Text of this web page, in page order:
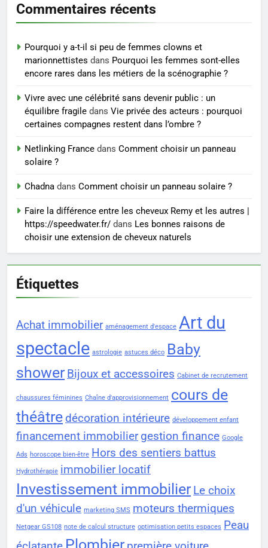
6
Les secrets révélés pour une
peau éclatante grâce à The
Ordinary
SANTÉ
7
Prévenir les chutes chez les
exercices
BIEN ÊTRE
8
trouver un accompagnement
sérieux à un tarif juste ?
BIEN ÊTRE
Commentaires récents
Pourquoi y a-t-il si peu de femmes clowns et
marionnettistes dans Pourquoi les femmes sont-elles
encore rares dans les métiers de la scénographie ?
Vivre avec une célébrité sans devenir public : un
équilibre fragile dans Vie privée des acteurs : pourquoi
certaines compagnes restent dans l’ombre ?
Netlinking France dans Comment choisir un panneau
solaire ?
Chadna dans Comment choisir un panneau solaire ?
Faire la différence entre les cheveux Remy et les autres |
https://speedwater.fr/ dans Les bonnes raisons de
choisir une extension de cheveux naturels
Étiquettes
Achat immobilier aménagement d'espace Art du
spectacle astrologie astuces déco Baby
shower Bijoux et accessoires Cabinet de recrutement
chaussures féminines Chaîne d'approvisionnement cours de
théâtre décoration intérieure développement enfant
financement immobilier gestion finance Google
Ads horoscope bien-être Hors des sentiers battus
Hydrothérapie immobilier locatif
Investissement immobilier Le choix
d'un véhicule marketing SMS moteurs thermiques
Netgear GS108 note de calcul structure optimisation petits espaces Peau